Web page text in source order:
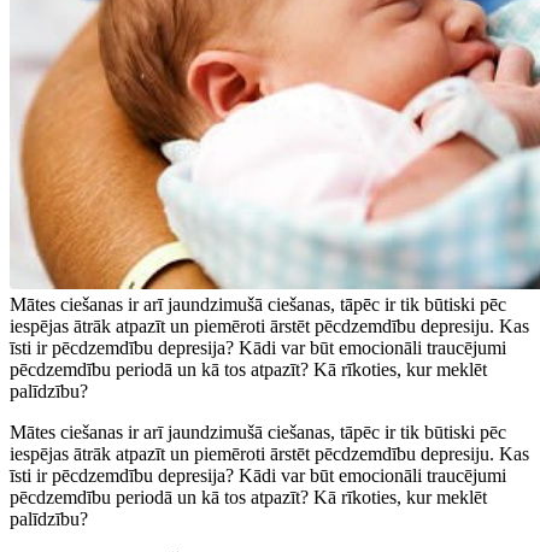
Mātes ciešanas ir arī jaundzimušā ciešanas, tāpēc ir tik būtiski pēc
iespējas ātrāk atpazīt un piemēroti ārstēt pēcdzemdību depresiju. Kas
īsti ir pēcdzemdību depresija? Kādi var būt emocionāli traucējumi
pēcdzemdību periodā un kā tos atpazīt? Kā rīkoties, kur meklēt
palīdzību?
Mātes ciešanas ir arī jaundzimušā ciešanas, tāpēc ir tik būtiski pēc
iespējas ātrāk atpazīt un piemēroti ārstēt pēcdzemdību depresiju. Kas
īsti ir pēcdzemdību depresija? Kādi var būt emocionāli traucējumi
pēcdzemdību periodā un kā tos atpazīt? Kā rīkoties, kur meklēt
palīdzību?